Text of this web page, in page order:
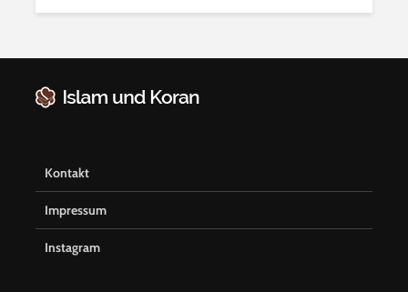
Kontakt
Impressum
Instagram